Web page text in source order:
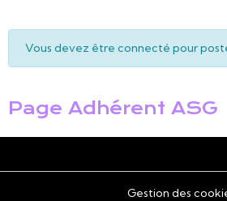
Vous devez être connecté pour
Page Adhérent ASG
Gestion des